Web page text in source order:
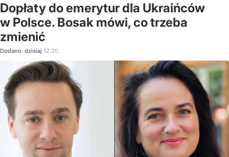
Dopłaty do emerytur dla Ukraińców
w Polsce. Bosak mówi, co trzeba
zmienić
Dodano: dzisiaj 12:20